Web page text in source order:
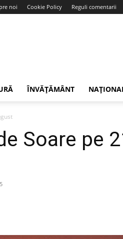
noi Cookie Policy Reguli comentarii
ÎNVĂȚĂMÂNT
Soare pe